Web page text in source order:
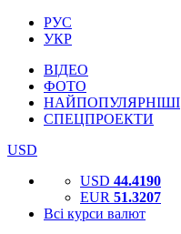
РУС
УКР
ВІДЕО
ФОТО
НАЙПОПУЛЯРНІШІ
СПЕЦПРОЕКТИ
USD
USD 44.4190
EUR 51.3207
Всі курси валют